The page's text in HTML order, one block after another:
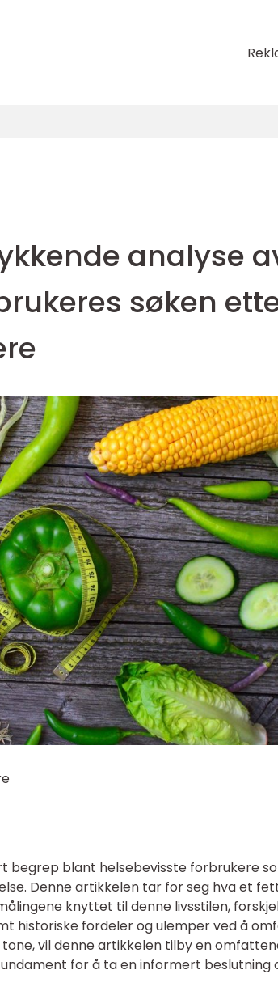
analyse
søken
blant helsebevisste forbrukere
Denne artikkelen tar for seg hva et
knyttet til denne livsstilen,
historiske fordeler og ulemper ved å
vil denne artikkelen tilby en
for å ta en informert beslutning